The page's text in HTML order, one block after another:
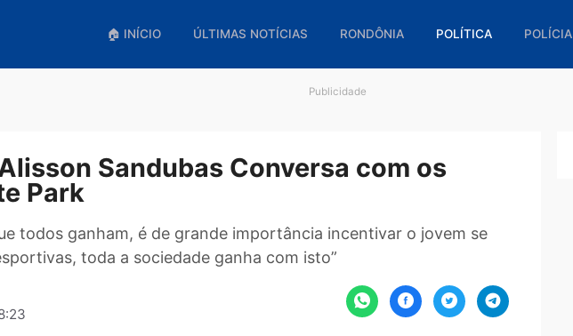
🏠 INÍCIO ÚLTIMAS NOTÍCIAS RONDÔNIA POLÍTICA
Alisson Sandubas Conversa com os
Park
que todos ganham, é de grande importância incentivar o jovem se
esportivas, toda a sociedade ganha com isto”